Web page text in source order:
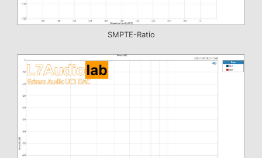
SMPTE-Ratio